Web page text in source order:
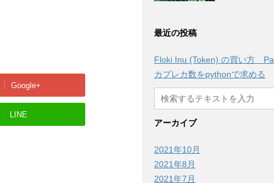
Google+
LINE
最近の投稿
Floki Inu (Token) の買い方
カプレカ数をpythonで求める
アーカイブ
2021年10月
2021年8月
2021年7月